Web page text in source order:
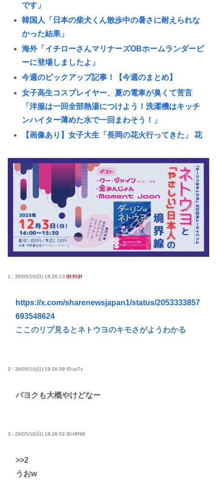
です」
韓国人「日本の柴犬くん散歩中の暑さに耐えられな
かった結果」
海外「イチローさんマリナーズOBホームランダービ
ーに登場しましたよ」
今週のピックアップ記事！【今週のまとめ】
女子高生コスプレイヤー、夏の電車が臭くて苦言
「洋服は一回全部熱湯につけよう！洗濯機はキッチ
ンハイター薄めた水で一回まわそう！」
【画像あり】女子大生「長岡の花火行ってきた」 花
29歳バンドマン俺、もうどうやったらバズるのかわ
からん
はっきり言って高卒や中卒よりも、いい歳して独身
のほうが恥ずかしいよな🤔
ラジコンのキングタイガーでスズメバチの巣に突撃
「ハチからしたら突然ドイツ戦車が家に来るんだ
ぞ」【海外
高市早苗さん、憧れのバンドを官邸に招き、自身の
若くて美人なママと親友の淫らな行為内容を毎回聞
かされる「女神の加護を受けしママのサーガ」3巻 今
ガチで “ママ” ブーム来てるよな
中国のメスガキ、民度が終わりすぎてる
1 : 26/05/10(日) 19:26:13 ID:Pi3f
https://x.com/sharenewsjapan1/status/2053333857
693548624
ここのリプ見るとネトウヨのキモさがようわかる
2 : 26/05/10(日) 19:26:39 ID:sz7z
パヨクも大概やけどなー
3 : 26/05/10(日) 19:26:52 ID:HP86
>>2
うおw